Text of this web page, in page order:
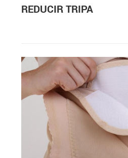
REDUCIR TRIPA